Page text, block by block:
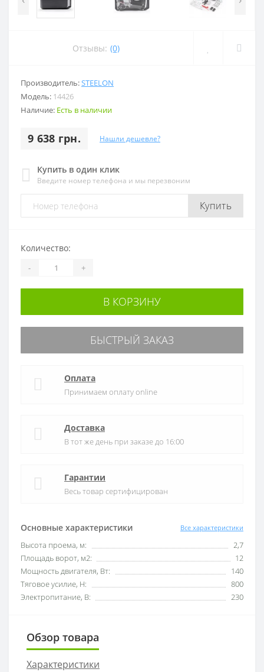
Отзывы: (0)
Производитель:STEELON
Модель: 14426
Наличие: Есть в наличии
9 638 грн. Нашли дешевле?
Купить в один клик
Введите номер телефона и мы перезвоним
Купить
Основные характеристики Все характеристики
Высота проема, м:
2,7
Площадь ворот, м2:
12
Мощность двигателя, Вт:
140
Тяговое усилие, Н:
800
Электропитание, В:
230
Количество:
- +
В КОРЗИНУ
БЫСТРЫЙ ЗАКАЗ
Оплата
Принимаем оплату online
Доставка
В тот же день при заказе до 16:00
Гарантии
Весь товар сертифицирован
Обзор товара
Характеристики